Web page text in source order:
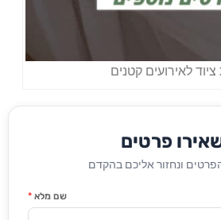
לאירועים קטנים
פרטים
ונחזור אליכם בהקדם
שם מלא *